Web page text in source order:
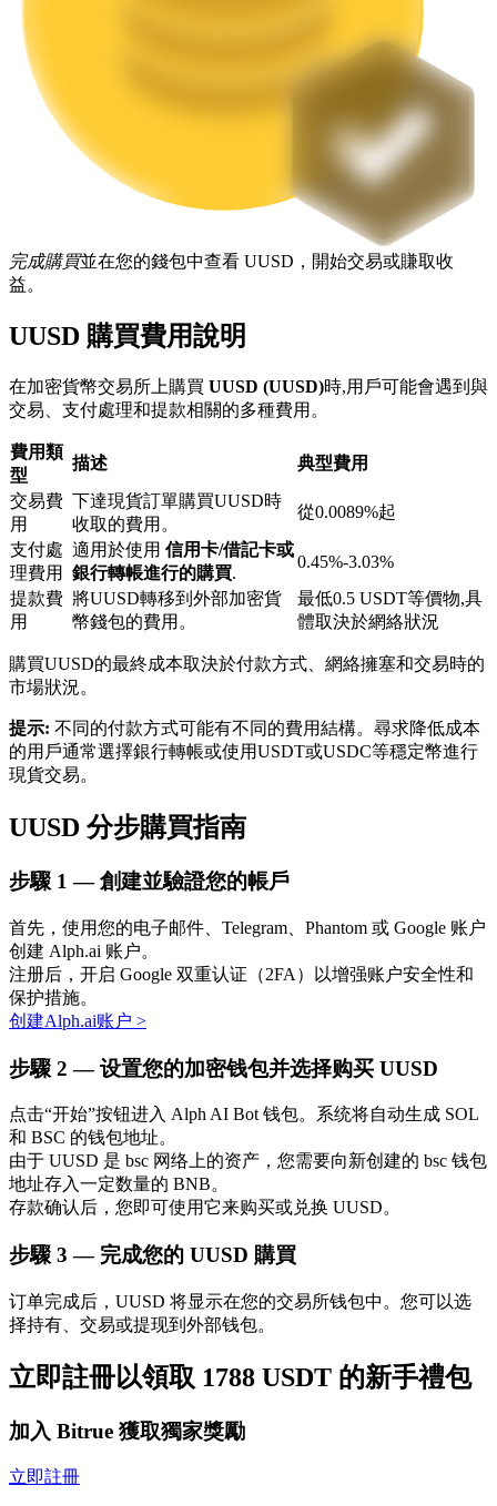
機槍池
一鍵質押鎖定高收益
Launchpool
鎖倉BTR
借貸寶
借貸數字貨幣，及時且安全的服務
定投理财
享受活期理財及長期收益
學習理財
完成購買並在您的錢包中查看 UUSD，開始交易或賺取收
益。
UUSD 購買費用說明
在加密貨幣交易所上購買 UUSD (UUSD)時,用戶可能會遇到與
交易、支付處理和提款相關的多種費用。
費用類
型
描述
典型費用
交易費
用
下達現貨訂單購買UUSD時
收取的費用。
從0.0089%起
支付處
理費用
適用於使用 信用卡/借記卡或
銀行轉帳進行的購買.
0.45%-3.03%
提款費
用
將UUSD轉移到外部加密貨
幣錢包的費用。
最低0.5 USDT等價物,具
體取決於網絡狀況
購買UUSD的最終成本取決於付款方式、網絡擁塞和交易時的
市場狀況。
提示: 不同的付款方式可能有不同的費用結構。尋求降低成本
的用戶通常選擇銀行轉帳或使用USDT或USDC等穩定幣進行
現貨交易。
UUSD 分步購買指南
步驟 1 —創建並驗證您的帳戶
首先，使用您的电子邮件、Telegram、Phantom 或 Google 账户
创建 Alph.ai 账户。
注册后，开启 Google 双重认证（2FA）以增强账户安全性和
保护措施。
创建Alph.ai账户 >
步驟 2 — 设置您的加密钱包并选择购买 UUSD
点击“开始”按钮进入 Alph AI Bot 钱包。系统将自动生成 SOL
和 BSC 的钱包地址。
由于 UUSD 是 bsc 网络上的资产，您需要向新创建的 bsc 钱包
地址存入一定数量的 BNB。
存款确认后，您即可使用它来购买或兑换 UUSD。
步驟 3 — 完成您的 UUSD 購買
订单完成后，UUSD 将显示在您的交易所钱包中。您可以选
择持有、交易或提现到外部钱包。
立即註冊以領取 1788 USDT 的新手禮包
加入 Bitrue 獲取獨家獎勵
立即註冊